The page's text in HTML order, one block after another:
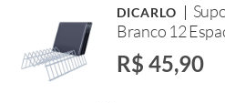
DICARLO
Branco 12
R$ 45,90